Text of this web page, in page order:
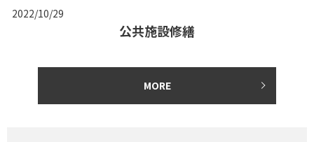
2022/10/29
公共施設修繕
MORE